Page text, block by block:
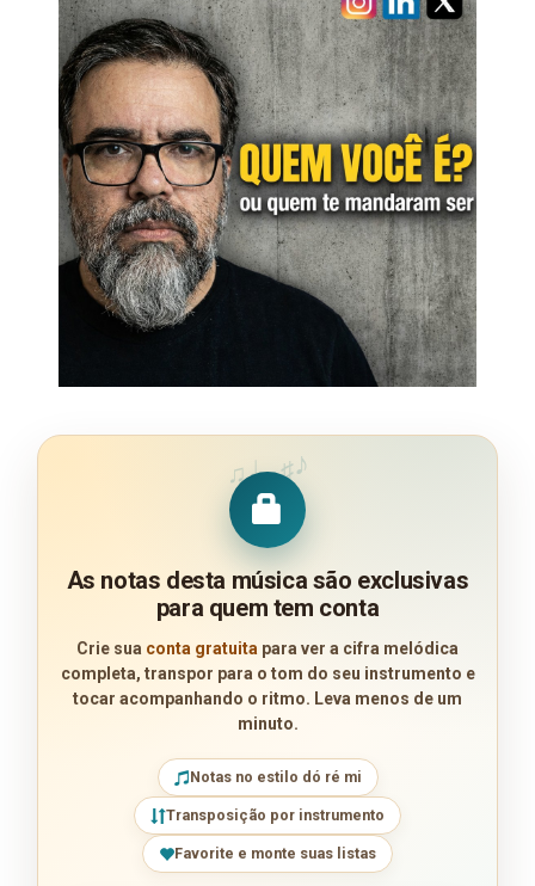
♫♩♯♪
As notas desta música são exclusivas
para quem tem conta
Crie sua conta gratuita para ver a cifra melódica
completa, transpor para o tom do seu instrumento e
tocar acompanhando o ritmo. Leva menos de um
minuto.
Notas no estilo dó ré mi
Transposição por instrumento
Favorite e monte suas listas